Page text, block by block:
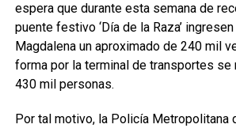
espera que durante esta semana de
puente festivo ‘Día de la Raza’
Magdalena un aproximado de 240 mil
forma por la terminal de transportes se
430 mil personas.
Por tal motivo, la Policía Metropolitana